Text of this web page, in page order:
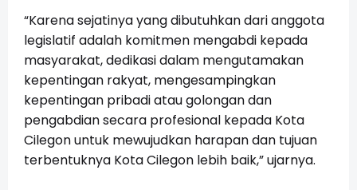
“Karena sejatinya yang dibutuhkan dari anggota
legislatif adalah komitmen mengabdi kepada
masyarakat, dedikasi dalam mengutamakan
kepentingan rakyat, mengesampingkan
kepentingan pribadi atau golongan dan
pengabdian secara profesional kepada Kota
Cilegon untuk mewujudkan harapan dan tujuan
terbentuknya Kota Cilegon lebih baik,” ujarnya.